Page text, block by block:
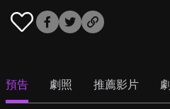
預告 劇照 推薦影片